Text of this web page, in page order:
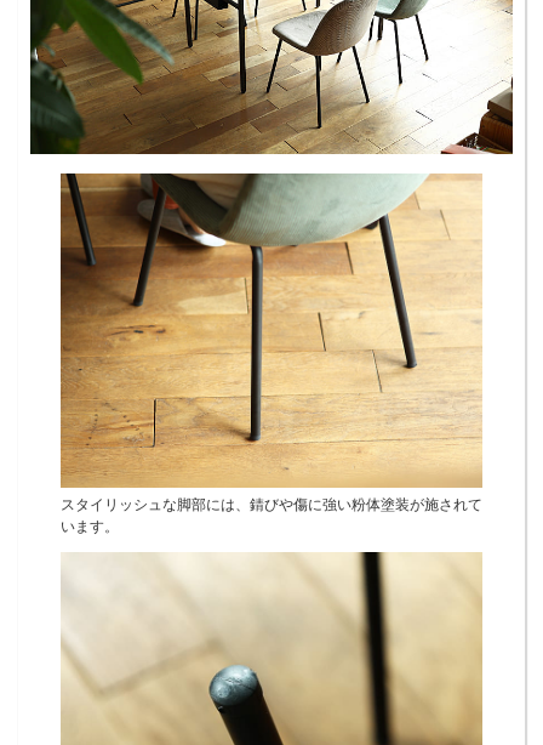
スタイリッシュな脚部には、錆びや傷に強い粉体塗装が施されて
います。